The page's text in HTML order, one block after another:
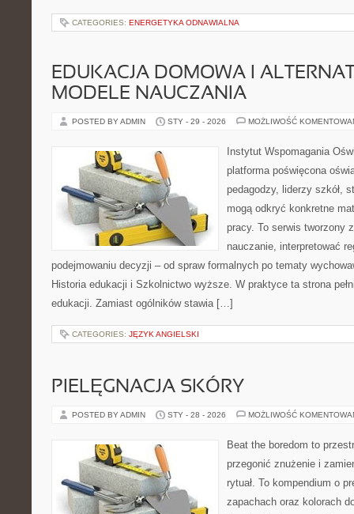
CATEGORIES: ENERGETYKA ODNAWIALNA
EDUKACJA DOMOWA I
MODELE NAUCZANIA
POSTED BY ADMIN STY - 29 - 2026 MOŻLIWOŚĆ
Instytut Wspomagania
platforma poświęcona
pedagodzy, liderzy szkół,
mogą odkryć konkretne
pracy. To serwis tworzony
nauczanie, interpretować
podejmowaniu decyzji – od spraw formalnych po tematy
Historia edukacji i Szkolnictwo wyższe. W praktyce ta strona
edukacji. Zamiast ogólników stawia […]
CATEGORIES: JĘZYK ANGIELSKI
PIELĘGNACJA SKÓRY
POSTED BY ADMIN STY - 28 - 2026 MOŻLIWOŚĆ
Beat the boredom to
przegonić znużenie i
rytuał. To kompendium o
zapachach oraz kolorach